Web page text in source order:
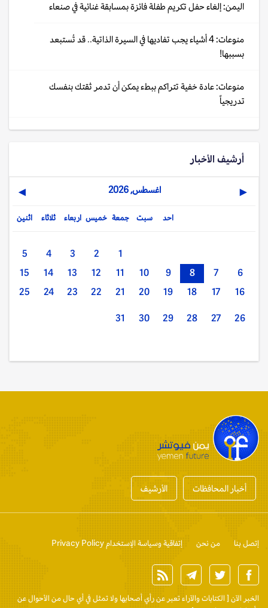
اليمن: إلغاء حفل تكريم طفلة فائزة بمسابقة غنائية في صنعاء
منوعات: 4 أشياء يجب تفاديها في السيرة الذاتية.. قد تُستبعد
بسببها!
منوعات: عادة خفية تتراكم ببطء يمكن أن تدمر ثقتك بنفسك
تدريجياً
أرشيف الأخبار
◀ اغسطس, 2026 ▶
اثنين ثلاثاء اربعاء خميس جمعة سبت احد
1
2
3
4
5
6
7
8
9
10
11
12
13
14
15
16
17
18
19
20
21
22
23
24
25
26
27
28
29
30
31
أخبار المحافظات الأرشيف
إتصل بنا من نحن إتفاقية وسياسة الإستخدام Privacy Policy
الخبر الآن [ الكتابات والآراء تعبر عن رأي أصحابها ولا تمثل في أي حال من الأحوال عن